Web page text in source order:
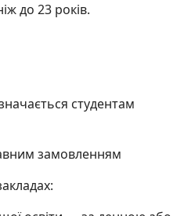
до 23 років.
студентам
замовленням